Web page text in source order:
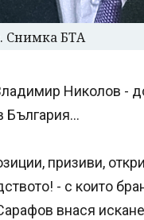
Снимка БТА
Николов -
България...
призиви,
- с които
внася